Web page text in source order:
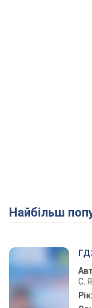
Найбільш
С.
Рік: